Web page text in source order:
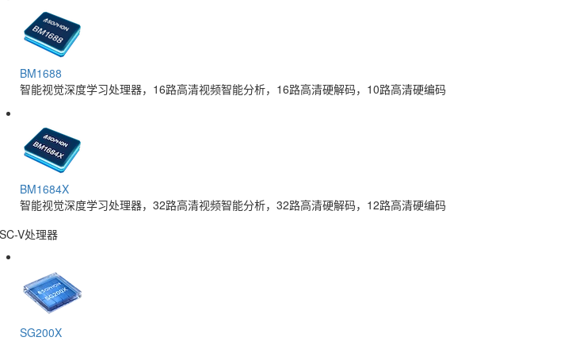
BM1688
智能视觉深度学习处理器，16路高清视频智能分析，16路高清硬解码，10路高清硬编码
BM1684X
智能视觉深度学习处理器，32路高清视频智能分析，32路高清硬解码，12路高清硬编码
V处理器
SG200X